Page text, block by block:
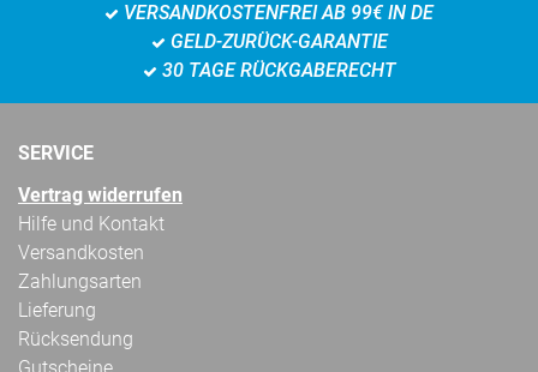
VERSANDKOSTENFREI AB 99€ IN DE
GELD-ZURÜCK-GARANTIE
30 TAGE RÜCKGABERECHT
SERVICE
Vertrag widerrufen
Hilfe und Kontakt
Versandkosten
Zahlungsarten
Lieferung
Rücksendung